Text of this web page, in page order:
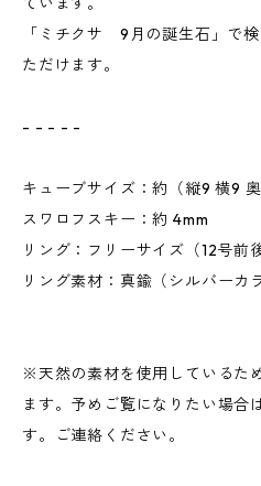
「ミチクサ 9月の誕生石」で
ただけます。
- - - - -
キューブサイズ：約（縦9 横9
スワロフスキー：約 4mm
リング：フリーサイズ（12号前後
リング素材：真鍮（シルバーカ
※天然の素材を使用しているた
ます。予めご覧になりたい場合
す。ご連絡ください。